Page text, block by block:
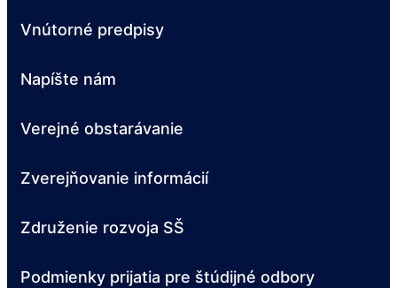
Vnútorné predpisy
Napíšte nám
Verejné obstarávanie
Zverejňovanie informácií
Združenie rozvoja SŠ
Podmienky prijatia pre štúdijné odbory